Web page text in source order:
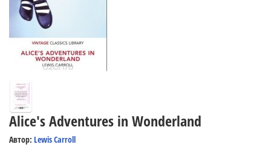
Alice's Adventures in Wonderland
Автор: Lewis Carroll